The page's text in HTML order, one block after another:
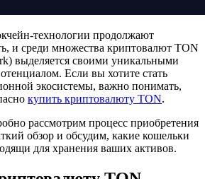
технологии продолжают
и среди множества криптовалют TON
выделяется своими уникальными
Если вы хотите стать
экосистемы, важно понимать,
купить криптовалюту TON.
рассмотрим процесс приобретения
обзор и обсудим, какие кошельки
для хранения ваших активов.